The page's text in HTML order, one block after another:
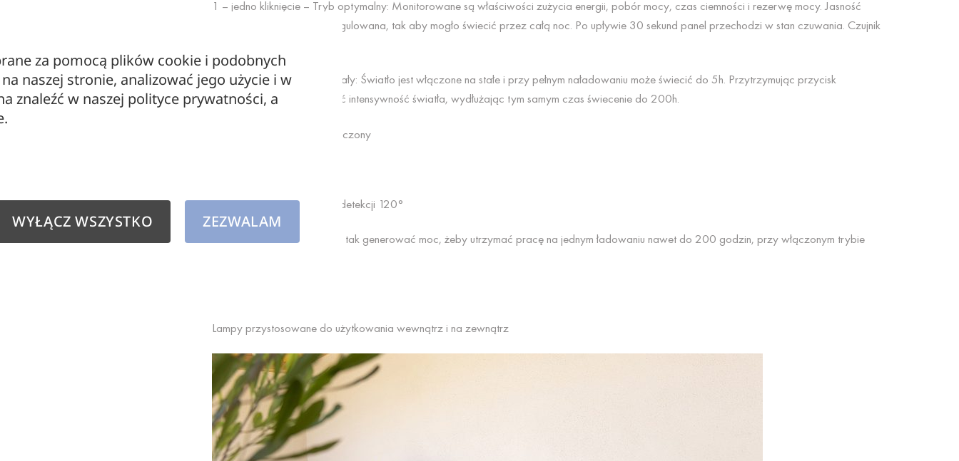
1 – jedno kliknięcie – Tryb optymalny: Monitorowane są właściwości zużycia energii, pobór mocy, czas ciemności i rezerwę mocy. Jasność
światła jest odpowiednio regulowana, tak aby mogło świecić przez całą noc. Po upływie 30 sekund panel przechodzi w stan czuwania. Czujnik
2 – dwa kliknięcia – Tryb stały: Światło jest włączone na stałe i przy pełnym naładowaniu może świecić do 5h. Przytrzymując przycisk
ON/OFF można regulować intensywność światła, wydłużając tym samym czas świecenie do 200h.
OFF – trzy kliknięcia – wyłączony
Zasięg czujnika 6m, zasięg detekcji 120°
Inteligentny system pozwala tak generować moc, żeby utrzymać pracę na jednym ładowaniu nawet do 200 godzin, przy włączonym trybie
Lampy przystosowane do użytkowania wewnątrz i na zewnątrz
za pomocą plików cookie i podobnych
naszej stronie, analizować jego użycie i w
znaleźć w naszej polityce prywatności, a
WYŁĄCZ WSZYSTKO ZEZWALAM